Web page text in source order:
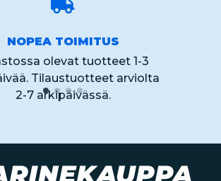
NOPEA TOIMITUS
olevat tuotteet 1-3
Tilaustuotteet arviolta
2-7 arkipäivässä.